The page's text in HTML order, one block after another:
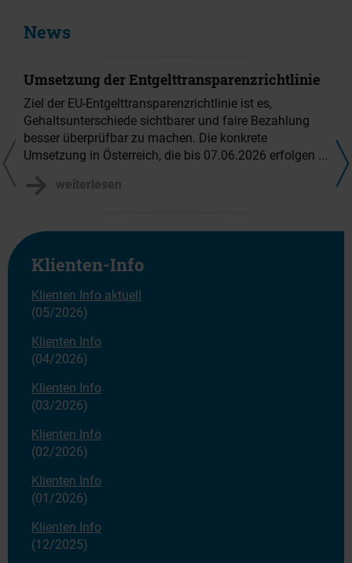
News
Umsetzung der Entgelttransparenzrichtlinie
Ziel der EU-Entgelttransparenzrichtlinie ist es,
Gehaltsunterschiede sichtbarer und faire Bezahlung
besser überprüfbar zu machen. Die konkrete
Umsetzung in Österreich, die bis 07.06.2026 erfolgen ...
weiterlesen
Klienten-Info
Klienten Info aktuell
(05/2026)
Klienten Info
(04/2026)
Klienten Info
(03/2026)
Klienten Info
(02/2026)
Klienten Info
(01/2026)
Klienten Info
(12/2025)